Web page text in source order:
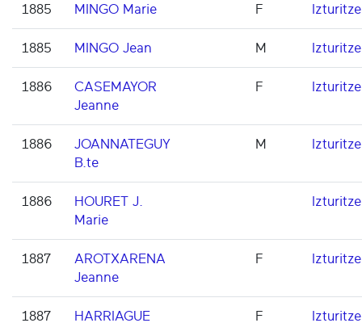
1885 MINGO Marie F Izturitze
1885 MINGO Jean M Izturitze
1886
CASEMAYOR
Jeanne
F Izturitze
1886
JOANNATEGUY
B.te
M Izturitze
1886
HOURET J.
Marie
Izturitze
1887
AROTXARENA
Jeanne
F Izturitze
1887
HARRIAGUE
F Izturitze